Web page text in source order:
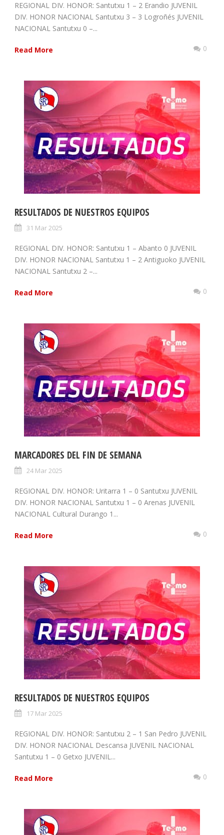
REGIONAL DIV. HONOR: Santutxu 1 – 2 Erandio JUVENIL
DIV. HONOR NACIONAL Santutxu 3 – 3 Logroñés JUVENIL
NACIONAL Santutxu 0 –...
Read More 0
RESULTADOS DE NUESTROS EQUIPOS
31 Mar 2025
REGIONAL DIV. HONOR: Santutxu 1 – Abanto 0 JUVENIL
DIV. HONOR NACIONAL Santutxu 1 – 2 Antiguoko JUVENIL
NACIONAL Santutxu 2 –...
Read More 0
MARCADORES DEL FIN DE SEMANA
24 Mar 2025
REGIONAL DIV. HONOR: Uritarra 1 – 0 Santutxu JUVENIL
DIV. HONOR NACIONAL Santutxu 1 – 0 Arenas JUVENIL
NACIONAL Cultural Durango 1...
Read More 0
RESULTADOS DE NUESTROS EQUIPOS
17 Mar 2025
REGIONAL DIV. HONOR: Santutxu 2 – 1 San Pedro JUVENIL
DIV. HONOR NACIONAL Descansa JUVENIL NACIONAL
Santutxu 1 – 0 Getxo JUVENIL...
Read More 0